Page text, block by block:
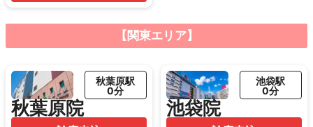
【関東エリア】
秋葉原院
秋葉原駅
0分
池袋院
池袋駅
0分